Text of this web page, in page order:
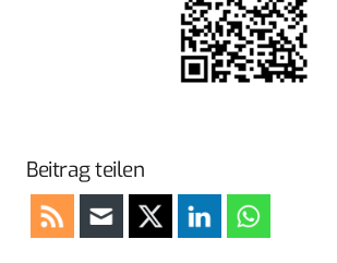
Beitrag teilen